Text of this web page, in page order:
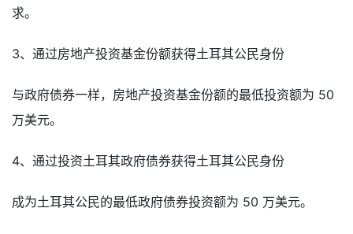
求。
3、通过房地产投资基金份额获得土耳其公民身份
与政府债券一样，房地产投资基金份额的最低投资额为 50
万美元。
4、通过投资土耳其政府债券获得土耳其公民身份
成为土耳其公民的最低政府债券投资额为 50 万美元。